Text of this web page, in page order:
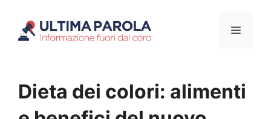
Menu
Dieta dei colori: alimenti